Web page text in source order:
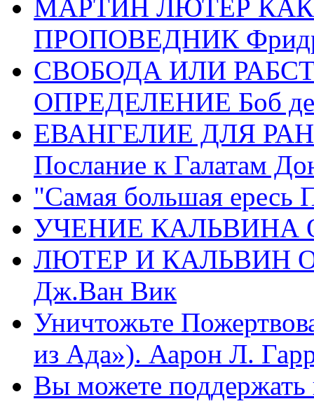
МАРТИН ЛЮТЕР
ПРОПОВЕДНИК
СВОБОДА ИЛИ
ОПРЕДЕЛЕНИЕ Боб де
ЕВАНГЕЛИЕ ДЛЯ
Послание к Галатам
"Самая большая ересь
УЧЕНИЕ КАЛЬВИНА
ЛЮТЕР И КАЛЬВИН
Дж.Ван Вик
Уничтожьте
из Ада»). Аарон Л.
Вы можете